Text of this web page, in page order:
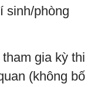
sinh/phòng
gia kỳ thi
(không bố